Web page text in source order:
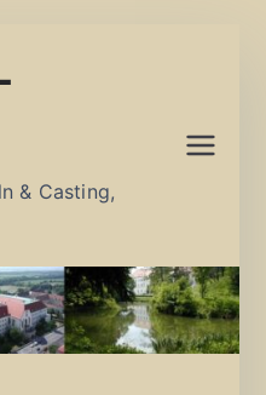
& Casting,